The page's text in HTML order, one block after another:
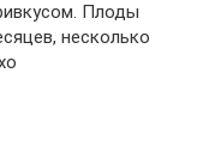
Плоды
несколько